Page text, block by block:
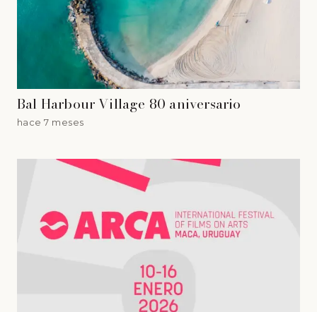
Bal Harbour Village 80 aniversario
hace 7 meses